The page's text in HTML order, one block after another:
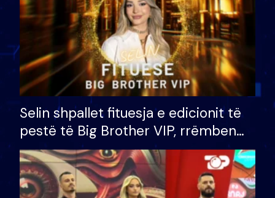
Selin shpallet fituesja e edicionit të
pestë të Big Brother VIP, rrëmben
çmimin e madh prej 100 mijë eurosh